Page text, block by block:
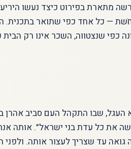
מתארת בפירוט כיצד נעשו
— כל אחד כפי שתואר בתכנית.
כפי שנצטווה, השכר אינו רק
העגל, שבו התקהל העם סביב
את כל עדת בני ישראל״. אותה
גואה עד שצריך לעצור אותה.